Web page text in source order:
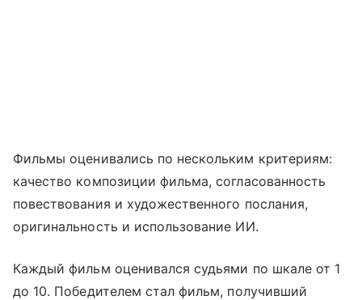
Фильмы оценивались по нескольким критериям:
качество композиции фильма, согласованность
повествования и художественного послания,
оригинальность и использование ИИ.
Каждый фильм оценивался судьями по шкале от 1
до 10. Победителем стал фильм, получивший